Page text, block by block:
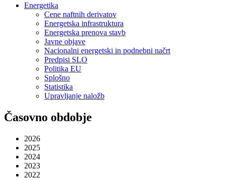
Energetika
Cene naftnih derivatov
Energetska infrastruktura
Energetska prenova stavb
Javne objave
Nacionalni energetski in podnebni načrt
Predpisi SLO
Politika EU
Splošno
Statistika
Upravljanje naložb
Časovno obdobje
2026
2025
2024
2023
2022